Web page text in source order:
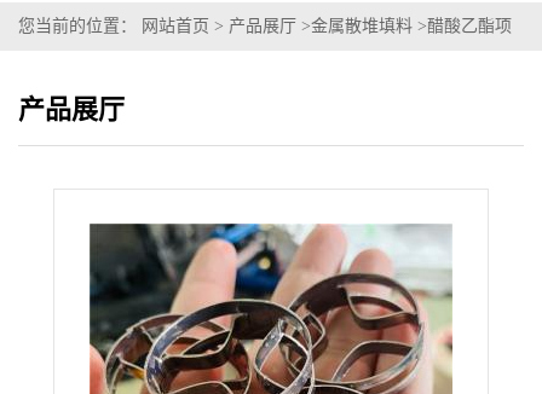
您当前的位置： 网站首页 > 产品展厅 >金属散堆填料 >醋酸乙酯项
产品展厅